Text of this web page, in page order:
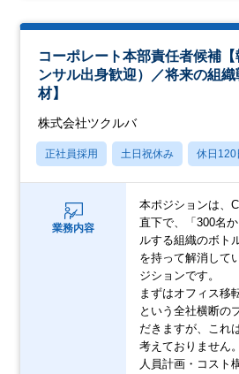
コーポレート本部責任者候補
ンサル出身歓迎）／将来の組
材】
株式会社ツクルバ
正社員採用 土日祝休み 休日120
業務内容
本ポジションは、
直下で、「300名
ルする組織のボト
を持って解消して
ジションです。
まずはオフィス移
という全社横断の
だきますが、これ
考えておりません。
人員計画・コスト